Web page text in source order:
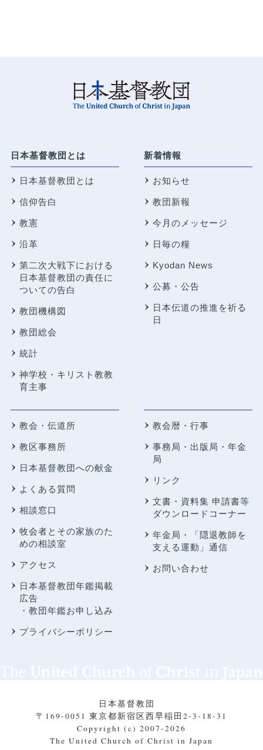
日本基督教団とは
日本基督教団とは
信仰告白
教憲
沿革
第二次大戦下における
日本基督教団の責任に
ついての告白
教団機構図
教団総会
統計
神学校・キリスト教教
育主事
新着情報
お知らせ
教団新報
今月のメッセージ
日毎の糧
Kyodan News
公募・公告
日本伝道の推進を祈る
日
教会・伝道所
教区事務所
日本基督教団への献金
よくある質問
相談窓口
牧会者とその家族のた
めの相談室
アクセス
日本基督教団年鑑掲載
広告
・教団年鑑お申し込み
プライバシーポリシー
教会暦・行事
事務局・出版局・年金
局
リンク
文書・資料集 申請書等
ダウンロードコーナー
年金局・
「隠退教師を
支える運動」通信
お問い合わせ
日本基督教団
〒169-0051 東京都新宿区西早稲田2-3-18-31
Copyright (c) 2007-2026
The United Church of Christ in Japan